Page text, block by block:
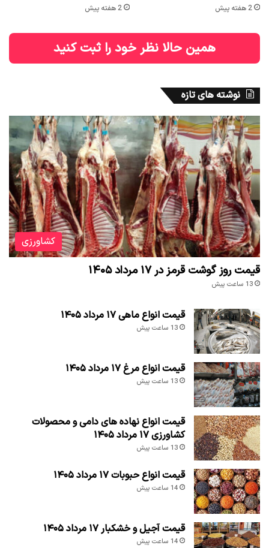
2 هفته پیش 2 هفته پیش
همین حالا نظر خود را ثبت کنید
نوشته های تازه
کشاورزی
قیمت روز گوشت قرمز در ۱۷ مرداد ۱۴۰۵
13 ساعت پیش
قیمت انواع ماهی ۱۷ مرداد ۱۴۰۵
13 ساعت پیش
قیمت انواع مرغ ۱۷ مرداد ۱۴۰۵
13 ساعت پیش
قیمت انواع نهاده های دامی و محصولات
کشاورزی ۱۷ مرداد ۱۴۰۵
13 ساعت پیش
قیمت انواع حبوبات ۱۷ مرداد ۱۴۰۵
14 ساعت پیش
قیمت آجیل و خشکبار ۱۷ مرداد ۱۴۰۵
14 ساعت پیش